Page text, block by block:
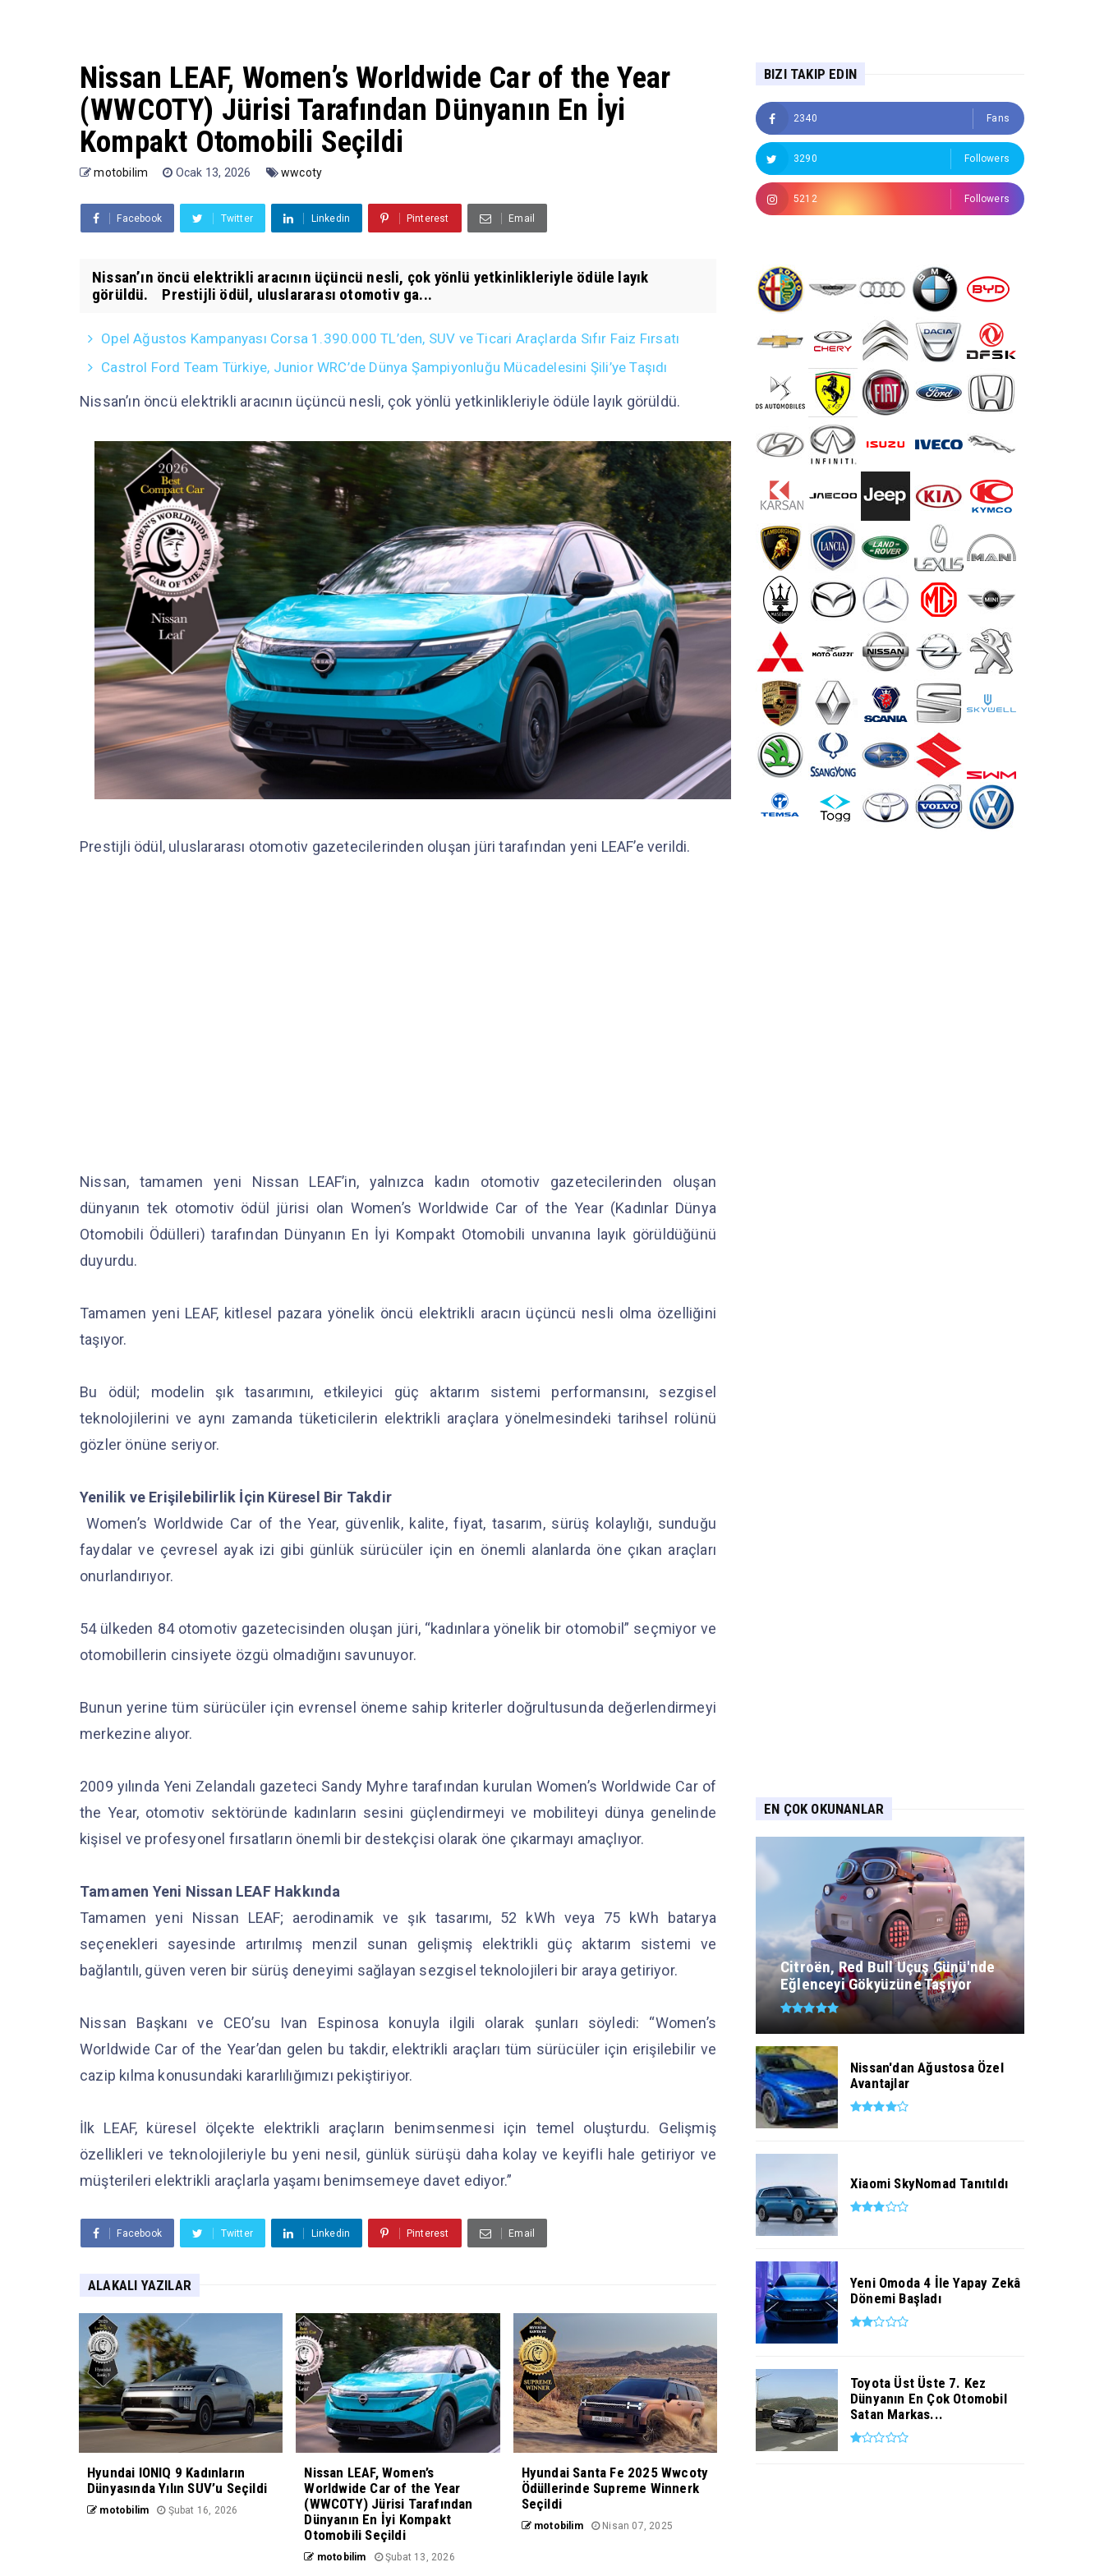
Nissan LEAF, Women’s Worldwide Car of the Year
(WWCOTY) Jürisi Tarafından Dünyanın En İyi
Kompakt Otomobili Seçildi
motobilim Ocak 13, 2026 wwcoty
Facebook Twitter Linkedin Pinterest Email
Nissan’ın öncü elektrikli aracının üçüncü nesli, çok yönlü yetkinlikleriyle ödüle layık
görüldü. Prestijli ödül, uluslararası otomotiv ga...
Opel Ağustos Kampanyası Corsa 1.390.000 TL’den, SUV ve Ticari Araçlarda Sıfır Faiz Fırsatı
Castrol Ford Team Türkiye, Junior WRC’de Dünya Şampiyonluğu Mücadelesini Şili’ye Taşıdı
Nissan’ın öncü elektrikli aracının üçüncü nesli, çok yönlü yetkinlikleriyle ödüle layık görüldü.
Prestijli ödül, uluslararası otomotiv gazetecilerinden oluşan jüri tarafından yeni LEAF’e verildi.
Nissan, tamamen yeni Nissan LEAF’in, yalnızca kadın otomotiv gazetecilerinden oluşan
dünyanın tek otomotiv ödül jürisi olan Women’s Worldwide Car of the Year (Kadınlar Dünya
Otomobili Ödülleri) tarafından Dünyanın En İyi Kompakt Otomobili unvanına layık görüldüğünü
duyurdu.
Tamamen yeni LEAF, kitlesel pazara yönelik öncü elektrikli aracın üçüncü nesli olma özelliğini
taşıyor.
Bu ödül; modelin şık tasarımını, etkileyici güç aktarım sistemi performansını, sezgisel
teknolojilerini ve aynı zamanda tüketicilerin elektrikli araçlara yönelmesindeki tarihsel rolünü
gözler önüne seriyor.
Yenilik ve Erişilebilirlik İçin Küresel Bir Takdir
Women’s Worldwide Car of the Year, güvenlik, kalite, fiyat, tasarım, sürüş kolaylığı, sunduğu
faydalar ve çevresel ayak izi gibi günlük sürücüler için en önemli alanlarda öne çıkan araçları
onurlandırıyor.
54 ülkeden 84 otomotiv gazetecisinden oluşan jüri, “kadınlara yönelik bir otomobil” seçmiyor ve
otomobillerin cinsiyete özgü olmadığını savunuyor.
Bunun yerine tüm sürücüler için evrensel öneme sahip kriterler doğrultusunda değerlendirmeyi
merkezine alıyor.
2009 yılında Yeni Zelandalı gazeteci Sandy Myhre tarafından kurulan Women’s Worldwide Car of
the Year, otomotiv sektöründe kadınların sesini güçlendirmeyi ve mobiliteyi dünya genelinde
kişisel ve profesyonel fırsatların önemli bir destekçisi olarak öne çıkarmayı amaçlıyor.
Tamamen Yeni Nissan LEAF Hakkında
Tamamen yeni Nissan LEAF; aerodinamik ve şık tasarımı, 52 kWh veya 75 kWh batarya
seçenekleri sayesinde artırılmış menzil sunan gelişmiş elektrikli güç aktarım sistemi ve
bağlantılı, güven veren bir sürüş deneyimi sağlayan sezgisel teknolojileri bir araya getiriyor.
Nissan Başkanı ve CEO’su Ivan Espinosa konuyla ilgili olarak şunları söyledi: “Women’s
Worldwide Car of the Year’dan gelen bu takdir, elektrikli araçları tüm sürücüler için erişilebilir ve
cazip kılma konusundaki kararlılığımızı pekiştiriyor.
İlk LEAF, küresel ölçekte elektrikli araçların benimsenmesi için temel oluşturdu. Gelişmiş
özellikleri ve teknolojileriyle bu yeni nesil, günlük sürüşü daha kolay ve keyifli hale getiriyor ve
müşterileri elektrikli araçlarla yaşamı benimsemeye davet ediyor.”
Facebook Twitter Linkedin Pinterest Email
ALAKALI YAZILAR
Hyundai IONIQ 9 Kadınların
Dünyasında Yılın SUV’u Seçildi
motobilim Şubat 16, 2026
Nissan LEAF, Women’s
Worldwide Car of the Year
(WWCOTY) Jürisi Tarafından
Dünyanın En İyi Kompakt
Otomobili Seçildi
motobilim Şubat 13, 2026
Hyundai Santa Fe 2025 Wwcoty
Ödüllerinde Supreme Winnerk
Seçildi
motobilim Nisan 07, 2025
BIZI TAKIP EDIN
2340 Fans
3290 Followers
5212 Followers
EN ÇOK OKUNANLAR
Citroën, Red Bull Uçuş Günü'nde
Eğlenceyi Gökyüzüne Taşıyor
Nissan'dan Ağustosa Özel
Avantajlar
Xiaomi SkyNomad Tanıtıldı
Yeni Omoda 4 İle Yapay Zekâ
Dönemi Başladı
Toyota Üst Üste 7. Kez
Dünyanın En Çok Otomobil
Satan Markas...